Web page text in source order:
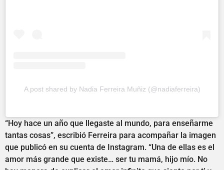
A post shared by Nadia Ferreira Muñiz (@nadiaferreira)
“Hoy hace un año que llegaste al mundo, para enseñarme
tantas cosas”, escribió Ferreira para acompañar la imagen
que publicó en su cuenta de Instagram. “Una de ellas es el
amor más grande que existe… ser tu mamá, hijo mío. No